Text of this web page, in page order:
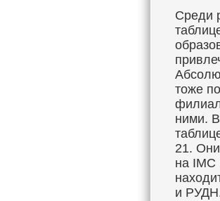
Среди
тоже
ними.
21.
на IMC
и